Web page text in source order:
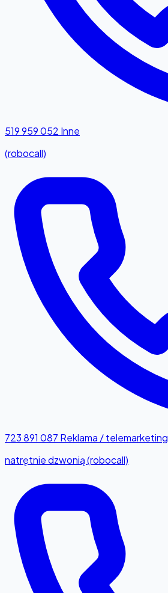
519 959 052 Inne
(robocall)
723 891 087 Reklama / telemarketing
natrętnie dzwonią (robocall)